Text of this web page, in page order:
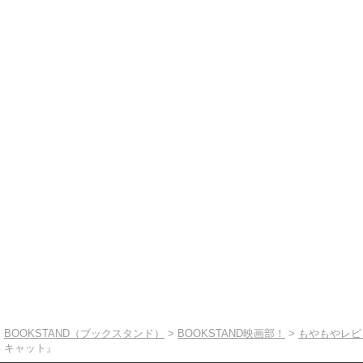
BOOKSTAND（ブックスタンド） > BOOKSTAND映画部！ > もやもやレ
キャット』